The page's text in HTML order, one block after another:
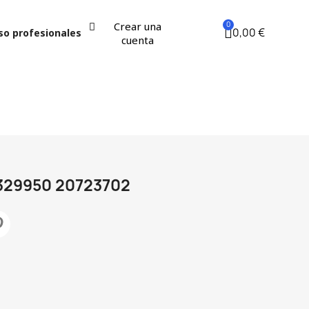
profesionales
Crear una
cuenta
0,00 €
20723702